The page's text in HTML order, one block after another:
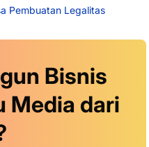
Pembuatan Legalitas
Bisnis
Media dari